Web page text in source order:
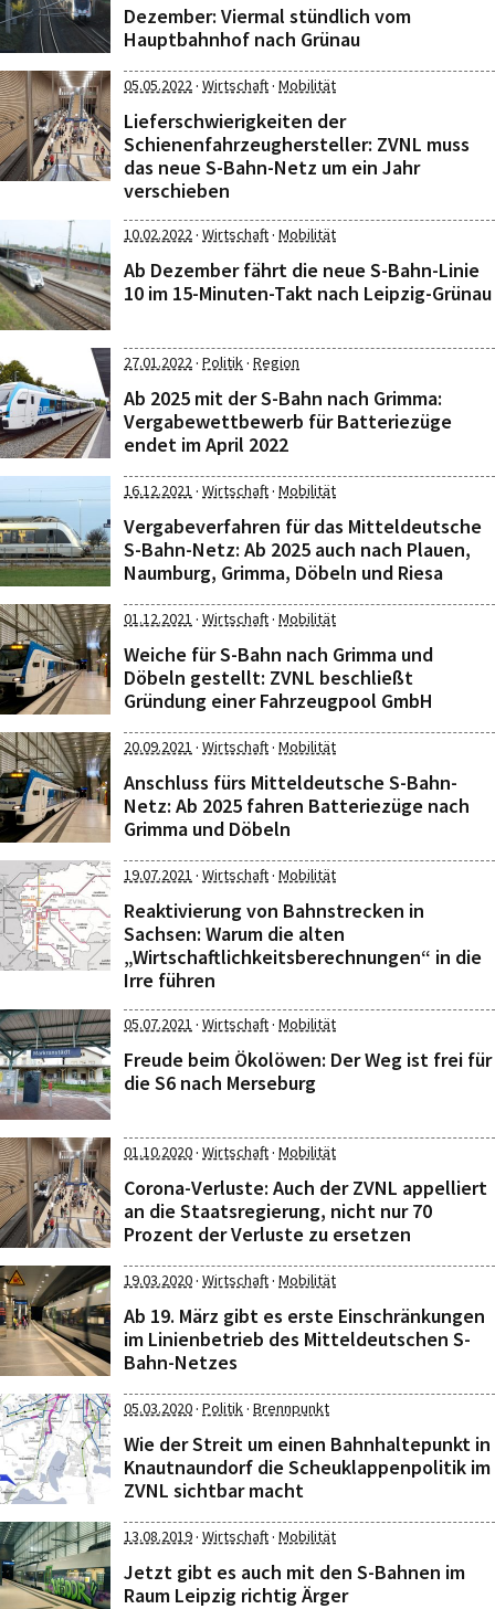
Dezember: Viermal stündlich vom
Hauptbahnhof nach Grünau
05.05.2022· Wirtschaft· Mobilität
Lieferschwierigkeiten der
Schienenfahrzeughersteller: ZVNL muss
das neue S-Bahn-Netz um ein Jahr
verschieben
10.02.2022· Wirtschaft· Mobilität
Ab Dezember fährt die neue S-Bahn-Linie
10 im 15-Minuten-Takt nach Leipzig-Grünau
27.01.2022· Politik· Region
Ab 2025 mit der S-Bahn nach Grimma:
Vergabewettbewerb für Batteriezüge
endet im April 2022
16.12.2021 · Wirtschaft· Mobilität
Vergabeverfahren für das Mitteldeutsche
S-Bahn-Netz: Ab 2025 auch nach Plauen,
Naumburg, Grimma, Döbeln und Riesa
01.12.2021 · Wirtschaft· Mobilität
Weiche für S-Bahn nach Grimma und
Döbeln gestellt: ZVNL beschließt
Gründung einer Fahrzeugpool GmbH
20.09.2021 · Wirtschaft· Mobilität
Anschluss fürs Mitteldeutsche S-Bahn-
Netz: Ab 2025 fahren Batteriezüge nach
Grimma und Döbeln
19.07.2021 · Wirtschaft· Mobilität
Reaktivierung von Bahnstrecken in
Sachsen: Warum die alten
„Wirtschaftlichkeitsberechnungen“ in die
Irre führen
05.07.2021 · Wirtschaft· Mobilität
Freude beim Ökolöwen: Der Weg ist frei für
die S6 nach Merseburg
01.10.2020· Wirtschaft· Mobilität
Corona-Verluste: Auch der ZVNL appelliert
an die Staatsregierung, nicht nur 70
Prozent der Verluste zu ersetzen
19.03.2020· Wirtschaft· Mobilität
Ab 19. März gibt es erste Einschränkungen
im Linienbetrieb des Mitteldeutschen S-
Bahn-Netzes
05.03.2020· Politik· Brennpunkt
Wie der Streit um einen Bahnhaltepunkt in
Knautnaundorf die Scheuklappenpolitik im
ZVNL sichtbar macht
13.08.2019· Wirtschaft· Mobilität
Jetzt gibt es auch mit den S-Bahnen im
Raum Leipzig richtig Ärger